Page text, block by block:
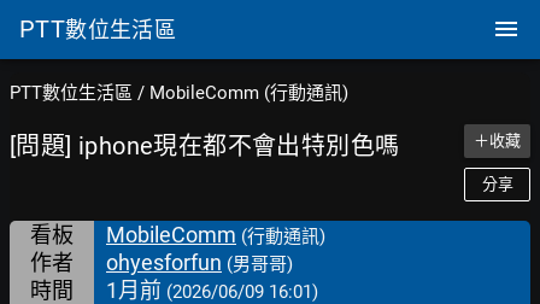
PTT數位生活區
PTT數位生活區 / MobileComm (行動通訊)
[問題] iphone現在都不會出特別色嗎 ＋收藏
分享
看板 MobileComm (行動通訊)
作者 ohyesforfun (男哥哥)
時間 1月前 (2026/06/09 16:01)